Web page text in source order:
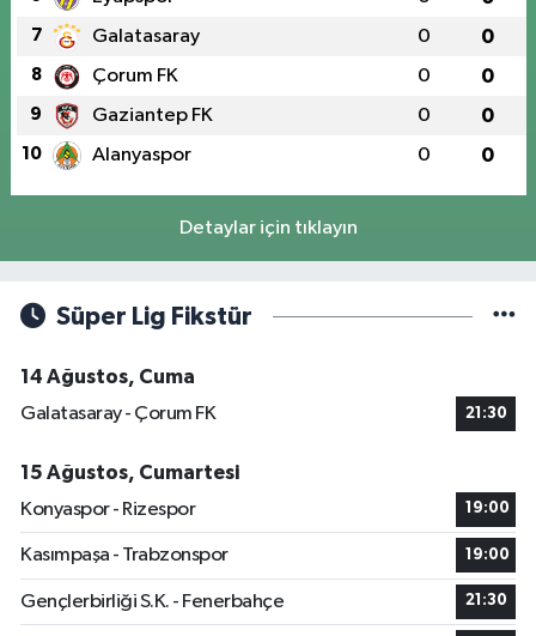
7 Galatasaray 0 0
8 Çorum FK 0 0
9 Gaziantep FK 0 0
10 Alanyaspor 0 0
Detaylar için tıklayın
Süper Lig Fikstür
14 Ağustos, Cuma
Galatasaray - Çorum FK
21:30
15 Ağustos, Cumartesi
Konyaspor - Rizespor
19:00
Kasımpaşa - Trabzonspor 19:00
Gençlerbirliği S.K. - Fenerbahçe 21:30